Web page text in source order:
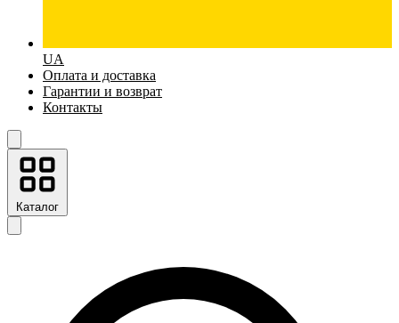
UA
Оплата и доставка
Гарантии и возврат
Контакты
Каталог